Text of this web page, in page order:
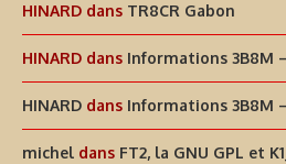
HINARD dans TR8CR Gabon
HINARD dans Informations 3B8M
HINARD dans Informations 3B8M
michel dans FT2, la GNU GPL et